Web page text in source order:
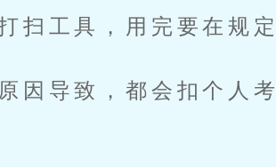
工具，用完要在规定
导致，都会扣个人考